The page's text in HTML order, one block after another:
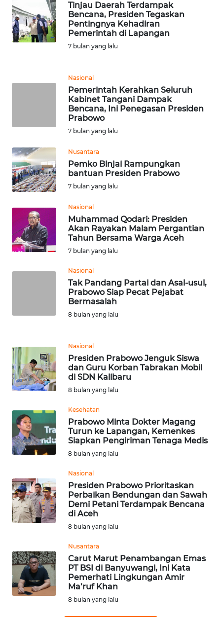
Tinjau Daerah Terdampak
Bencana, Presiden Tegaskan
Pentingnya Kehadiran
Pemerintah di Lapangan
7 bulan yang lalu
Nasional
Pemerintah Kerahkan Seluruh
Kabinet Tangani Dampak
Bencana, Ini Penegasan Presiden
Prabowo
7 bulan yang lalu
Nusantara
Pemko Binjai Rampungkan
bantuan Presiden Prabowo
7 bulan yang lalu
Nasional
Muhammad Qodari: Presiden
Akan Rayakan Malam Pergantian
Tahun Bersama Warga Aceh
7 bulan yang lalu
Nasional
Tak Pandang Partai dan Asal-usul,
Prabowo Siap Pecat Pejabat
Bermasalah
8 bulan yang lalu
Nasional
Presiden Prabowo Jenguk Siswa
dan Guru Korban Tabrakan Mobil
di SDN Kalibaru
8 bulan yang lalu
Kesehatan
Prabowo Minta Dokter Magang
Turun ke Lapangan, Kemenkes
Siapkan Pengiriman Tenaga Medis
8 bulan yang lalu
Nasional
Presiden Prabowo Prioritaskan
Perbaikan Bendungan dan Sawah
Demi Petani Terdampak Bencana
di Aceh
8 bulan yang lalu
Nusantara
Carut Marut Penambangan Emas
PT BSI di Banyuwangi, Ini Kata
Pemerhati Lingkungan Amir
Ma’ruf Khan
8 bulan yang lalu
WN
KARAWANG
WN
WN
TAPANULI
UTARA
WN
SAMOSIR
WN
LAWAS
WN
KEPULAUAN
SERIBU
WN
TANGERANG
WN
WN
CIREBON
WN
WN
KUNINGAN
WN